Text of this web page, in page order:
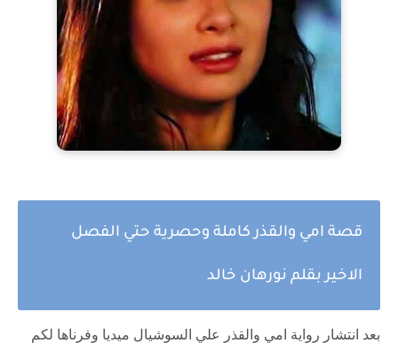
قصة امي والقذر كاملة وحصرية حتي الفصل
الاخير بقلم نورهان خالد
بعد انتشار رواية امي والقذر علي السوشيال ميديا وفرناها لكم